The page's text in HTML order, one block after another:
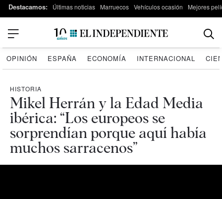
Destacamos: Últimas noticias Marruecos Vehículos ocasión Mejores
OPINIÓN ESPAÑA ECONOMÍA INTERNACIONAL
HISTORIA
Mikel Herrán y la Edad Media
ibérica: “Los europeos se
sorprendían porque aquí había
muchos sarracenos”